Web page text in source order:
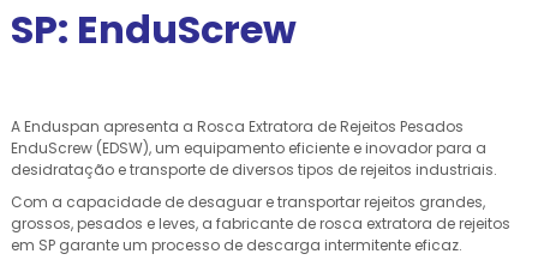
SP: EnduScrew
A Enduspan apresenta a Rosca Extratora de Rejeitos Pesados
EnduScrew (EDSW), um equipamento eficiente e inovador para a
desidratação e transporte de diversos tipos de rejeitos industriais.
Com a capacidade de desaguar e transportar rejeitos grandes,
grossos, pesados e leves, a fabricante de rosca extratora de rejeitos
em SP garante um processo de descarga intermitente eficaz.